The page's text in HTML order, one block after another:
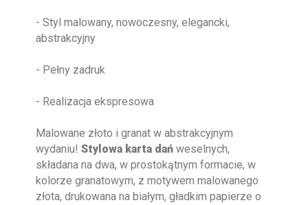
- Styl malowany, nowoczesny, elegancki,
abstrakcyjny
- Pełny zadruk
- Realizacja ekspresowa
Malowane złoto i granat w abstrakcyjnym
wydaniu!Stylowa karta dań weselnych,
składana na dwa, w prostokątnym formacie, w
kolorze granatowym, z motywem malowanego
złota, drukowana na białym, gładkim papierze o